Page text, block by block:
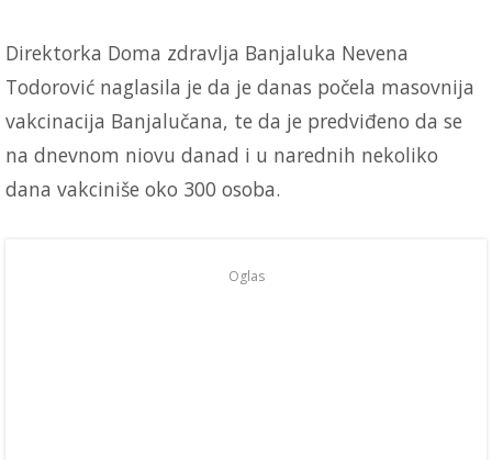
Direktorka Doma zdravlja Banjaluka Nevena
Todorović naglasila je da je danas počela masovnija
vakcinacija Banjalučana, te da je predviđeno da se
na dnevnom niovu danad i u narednih nekoliko
dana vakciniše oko 300 osoba.
Oglas